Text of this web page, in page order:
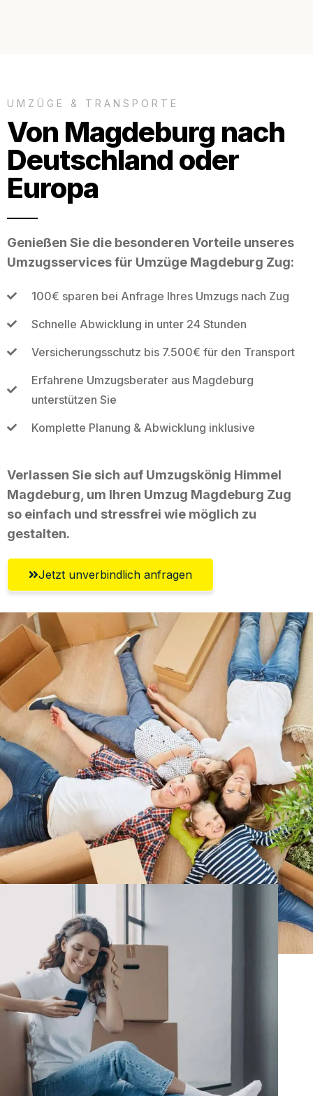
UMZÜGE & TRANSPORTE
Von Magdeburg nach
Deutschland oder
Europa
Genießen Sie die besonderen Vorteile unseres
Umzugsservices für Umzüge Magdeburg Zug:
100€ sparen bei Anfrage Ihres Umzugs nach Zug
Schnelle Abwicklung in unter 24 Stunden
Versicherungsschutz bis 7.500€ für den Transport
Erfahrene Umzugsberater aus Magdeburg
unterstützen Sie
Komplette Planung & Abwicklung inklusive
Verlassen Sie sich auf Umzugskönig Himmel
Magdeburg, um Ihren Umzug Magdeburg Zug
so einfach und stressfrei wie möglich zu
gestalten.
Jetzt unverbindlich anfragen